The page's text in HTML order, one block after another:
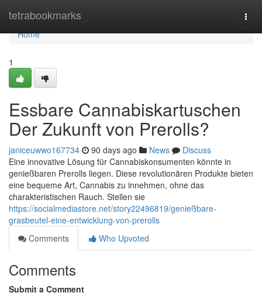
tetrabookmarks
Home
Home
1
Essbare Cannabiskartuschen
Der Zukunft von Prerolls?
janiceuwwo167734 90 days ago News
Discuss
Eine innovative Lösung für Cannabiskonsumenten könnte in
genießbaren Prerolls liegen. Diese revolutionären Produkte bieten
eine bequeme Art, Cannabis zu innehmen, ohne das
charakteristischen Rauch. Stellen sie
https://socialmediastore.net/story22496819/genießbare-
grasbeutel-eine-entwicklung-von-prerolls
Comments
Who Upvoted
Comments
Submit a Comment